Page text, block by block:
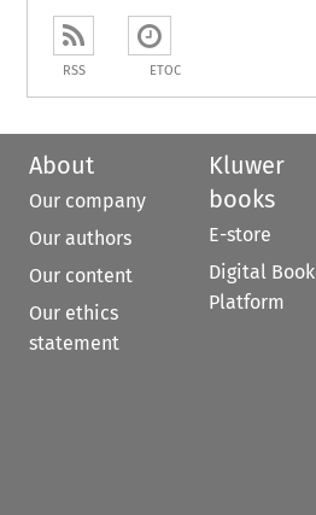
RSS ETOC
About
Our company
Our authors
Our content
Our ethics
statement
Kluwer
books
E-store
Digital Book
Platform